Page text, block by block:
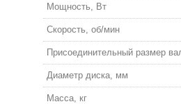
Мощность, Вт
Скорость, об/мин
Присоединительный размер
Диаметр диска, мм
Масса, кг